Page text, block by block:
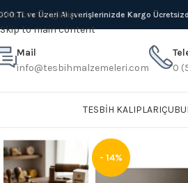
Skip to navigation
Skip to main content
TL ve Üzeri Alışverişlerinizde Kargo
Mail
info@tesbihmalzemeleri.com
0
TESBIH KALIPLARI
- 14%